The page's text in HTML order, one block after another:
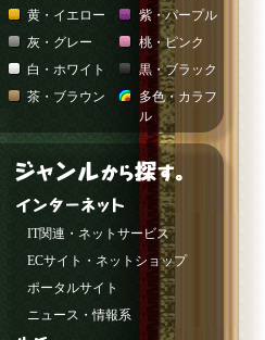
黄・イエロー
紫・パープル
灰・グレー
桃・ピンク
白・ホワイト
黒・ブラック
茶・ブラウン
多色・カラフ
ル
IT関連・ネットサービス
ECサイト・ネットショップ
ポータルサイト
ニュース・情報系